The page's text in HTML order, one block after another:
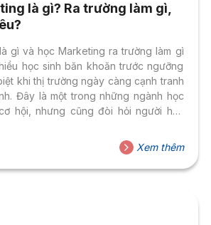
là gì? Ra trường làm gì,
gì và học Marketing ra trường làm gì
học sinh băn khoăn trước ngưỡng
khi thị trường ngày càng cạnh tranh
Đây là một trong những ngành học
hội, nhưng cũng đòi hỏi người học
viết dưới đây của Trường Đại học Hoa
dung rõ hơn về ngành Marketing và
sau khi tốt...
Xem thêm